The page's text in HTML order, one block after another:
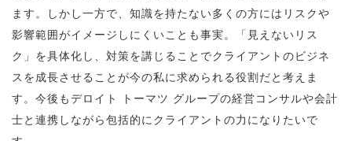
ます。しかし一方で、知識を持たない多くの方にはリスクや
影響範囲がイメージしにくいことも事実。「見えないリス
ク」を具体化し、対策を講じることでクライアントのビジネ
スを成長させることが今の私に求められる役割だと考えま
す。今後もデロイト トーマツ グループの経営コンサルや会計
士と連携しながら包括的にクライアントの力になりたいで